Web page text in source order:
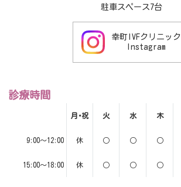
駐車スペース7台
幸町IVFクリニック
Instagram
診療時間
月･祝 火 水 木
9:00～12:00 休 ○ ○ ○
15:00～18:00 休 ○ ○ ○